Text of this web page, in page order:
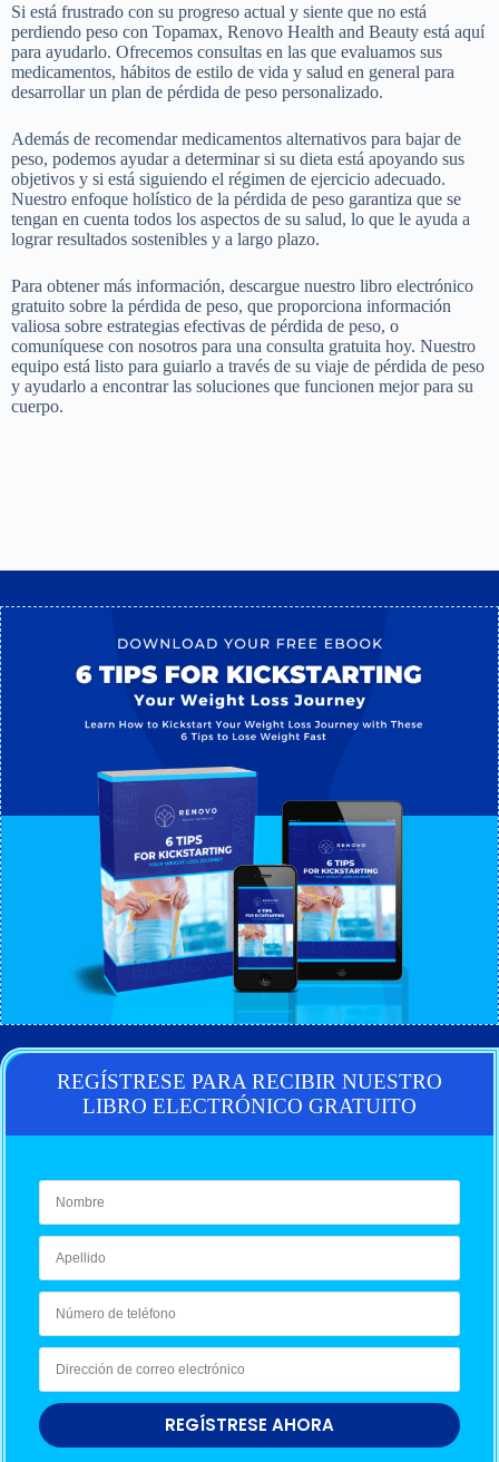
Si está frustrado con su progreso actual y siente que no está
perdiendo peso con Topamax, Renovo Health and Beauty está aquí
para ayudarlo. Ofrecemos consultas en las que evaluamos sus
medicamentos, hábitos de estilo de vida y salud en general para
desarrollar un plan de pérdida de peso personalizado.
Además de recomendar medicamentos alternativos para bajar de
peso, podemos ayudar a determinar si su dieta está apoyando sus
objetivos y si está siguiendo el régimen de ejercicio adecuado.
Nuestro enfoque holístico de la pérdida de peso garantiza que se
tengan en cuenta todos los aspectos de su salud, lo que le ayuda a
lograr resultados sostenibles y a largo plazo.
Para obtener más información, descargue nuestro libro electrónico
gratuito sobre la pérdida de peso, que proporciona información
valiosa sobre estrategias efectivas de pérdida de peso, o
comuníquese con nosotros para una consulta gratuita hoy. Nuestro
equipo está listo para guiarlo a través de su viaje de pérdida de peso
y ayudarlo a encontrar las soluciones que funcionen mejor para su
cuerpo.
REGÍSTRESE PARA RECIBIR NUESTRO
LIBRO ELECTRÓNICO GRATUITO
REGÍSTRESE AHORA